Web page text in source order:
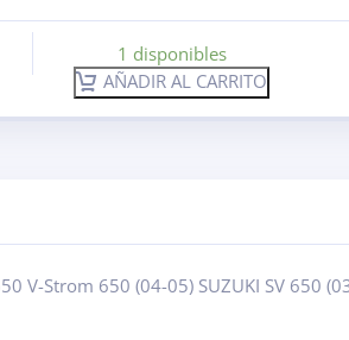
1 disponibles
AÑADIR AL CARRITO
V-Strom 650 (04-05) SUZUKI SV 650